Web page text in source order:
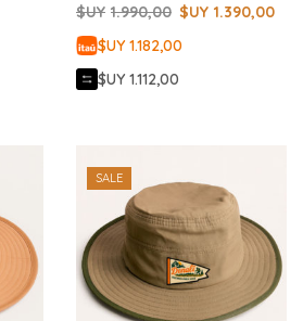
$UY 1.990,00 $UY 1.390,00
$UY 1.182,00
$UY 1.112,00
SALE